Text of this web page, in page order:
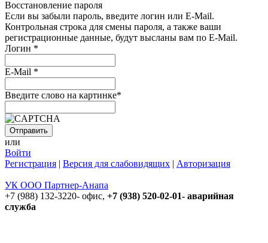
Восстановление пароля
Если вы забыли пароль, введите логин или E-Mail.
Контрольная строка для смены пароля, а также ваши
регистрационные данные, будут высланы вам по E-Mail.
Логин *
E-Mail *
Введите слово на картинке*
или
Войти
Регистрация | Версия для слабовидящих | Авторизация
УК ООО Партнер-Анапа
+7 (988) 132-3220- офис, +7 (938) 520-02-01- аварийная
служба